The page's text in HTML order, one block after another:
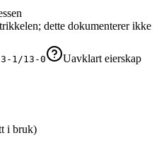
dette dokumenterer ikke
1/13-0
Uavklart eierskap
i bruk)